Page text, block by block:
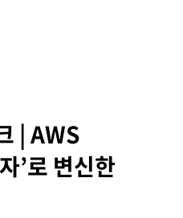
| AWS
’로 변신한